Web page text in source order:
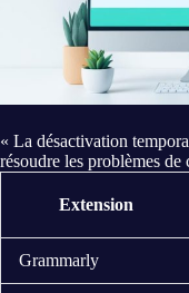
« La désactivation
résoudre les problèmes
Extension
Grammarly